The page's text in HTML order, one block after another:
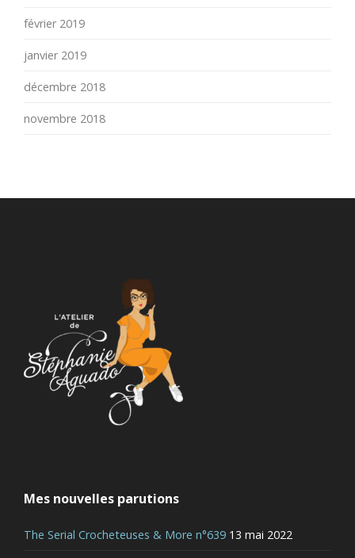
février 2019
janvier 2019
décembre 2018
novembre 2018
Mes nouvelles parutions
The Serial Crocheteuses & More n°639 13 mai 2022